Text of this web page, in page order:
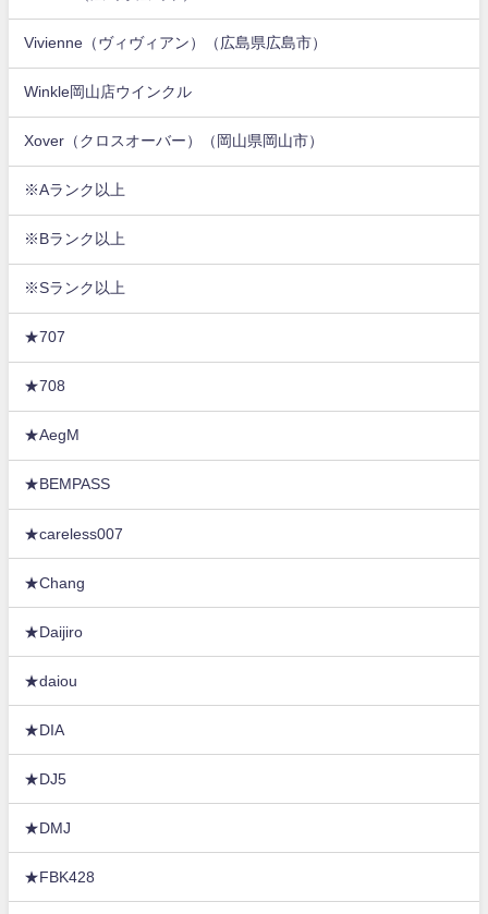
Vivienne（ヴィヴィアン）（広島県広島市）
Winkle岡山店ウインクル
Xover（クロスオーバー）（岡山県岡山市）
※Aランク以上
※Bランク以上
※Sランク以上
★707
★708
★AegM
★BEMPASS
★careless007
★Chang
★Daijiro
★daiou
★DIA
★DJ5
★DMJ
★FBK428